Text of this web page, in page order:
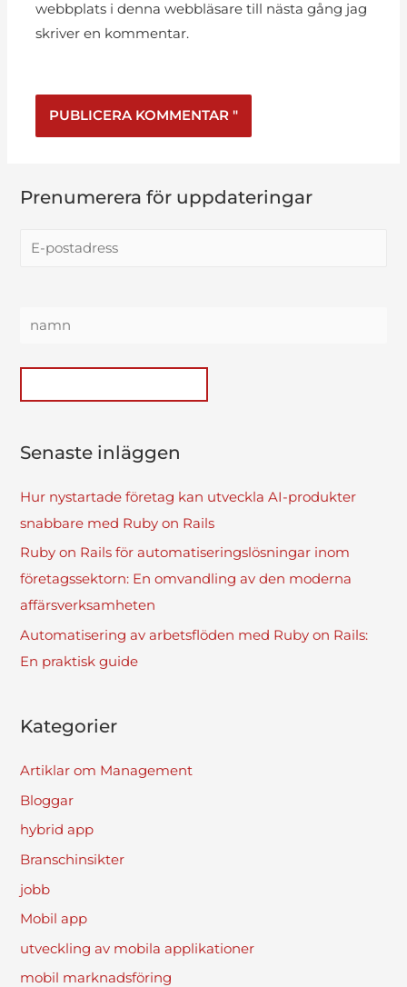
webbplats i denna webbläsare till nästa gång jag
skriver en kommentar.
Prenumerera för uppdateringar
Senaste inläggen
Hur nystartade företag kan utveckla AI-produkter
snabbare med Ruby on Rails
Ruby on Rails för automatiseringslösningar inom
företagssektorn: En omvandling av den moderna
affärsverksamheten
Automatisering av arbetsflöden med Ruby on Rails:
En praktisk guide
Kategorier
Artiklar om Management
Bloggar
hybrid app
Branschinsikter
jobb
Mobil app
utveckling av mobila applikationer
mobil marknadsföring